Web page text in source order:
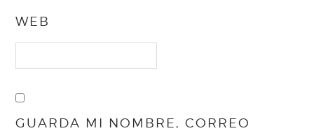
WEB
GUARDA MI NOMBRE, CORREO